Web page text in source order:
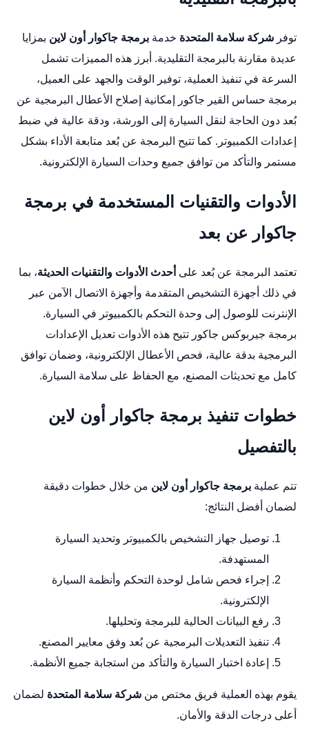
توفر شركة سلامة المتحدة خدمة برمجة جاكوار أون لاين بمزايا
عديدة مقارنة بالبرمجة التقليدية. أبرز هذه المميزات تشمل
السرعة في تنفيذ العملية، توفير الوقت والجهد على العميل،
برمجة حساس القير جاكور
إمكانية إصلاح الأعطال البرمجية عن
بُعد دون الحاجة لنقل السيارة إلى الورشة، ودقة عالية في ضبط
إعدادات الكمبيوتر. كما تتيح البرمجة عن بُعد متابعة الأداء بشكل
مستمر والتأكد من توافق جميع وحدات السيارة الإلكترونية.
الأدوات والتقنيات المستخدمة في برمجة
جاكوار عن بعد
تعتمد البرمجة عن بُعد على أحدث الأدوات والتقنيات الحديثة، بما
في ذلك أجهزة التشخيص المتقدمة وأجهزة الاتصال الآمن عبر
الإنترنت للوصول إلى وحدة التحكم بالكمبيوتر في السيارة.
برمجة جيربوكس جاكور تتيح هذه الأدوات تعديل الإعدادات
البرمجية بدقة عالية، فحص الأعطال الإلكترونية، وضمان توافق
كامل مع تحديثات المصنع، مع الحفاظ على سلامة السيارة.
خطوات تنفيذ برمجة جاكوار أون لاين
بالتفصيل
تتم عملية برمجة جاكوار أون لاين من خلال خطوات دقيقة
لضمان أفضل النتائج:
توصيل جهاز التشخيص بالكمبيوتر وتحديد السيارة
المستهدفة.
إجراء فحص شامل لوحدة التحكم وأنظمة السيارة
الإلكترونية.
رفع البيانات الحالية للبرمجة وتحليلها.
تنفيذ التعديلات البرمجية عن بُعد وفق معايير المصنع.
إعادة اختبار السيارة والتأكد من استجابة جميع الأنظمة.
يقوم بهذه العملية فريق مختص من شركة سلامة المتحدة لضمان
أعلى درجات الدقة والأمان.